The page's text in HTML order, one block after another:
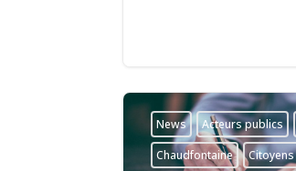
News Acteurs publics
Chaudfontaine
Citoyens